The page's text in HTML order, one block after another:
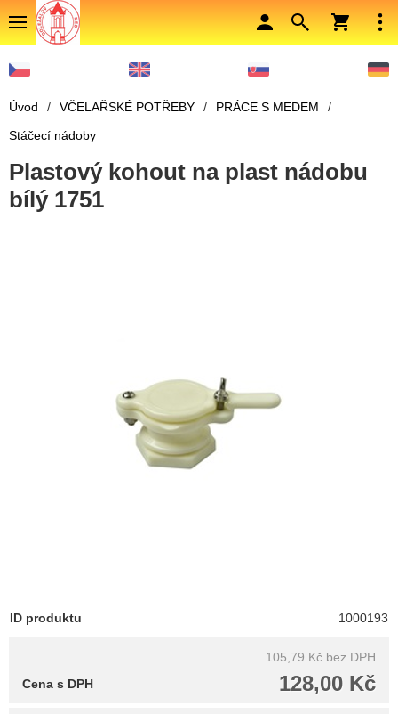
Úvod / VČELAŘSKÉ POTŘEBY / PRÁCE S MEDEM
/
Stáčecí nádoby
Plastový kohout na plast nádobu
bílý 1751
ID produktu 1000193
105,79 Kč bez DPH
128,00 Kč
Cena s DPH